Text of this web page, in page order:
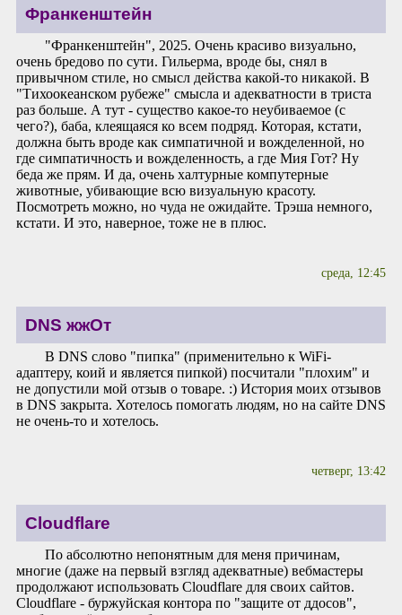
Франкенштейн
"Франкенштейн", 2025. Очень красиво визуально,
очень бредово по сути. Гильерма, вроде бы, снял в
привычном стиле, но смысл действа какой-то никакой. В
"Тихоокеанском рубеже" смысла и адекватности в триста
раз больше. А тут - существо какое-то неубиваемое (с
чего?), баба, клеящаяся ко всем подряд. Которая, кстати,
должна быть вроде как симпатичной и вожделенной, но
где симпатичность и вожделенность, а где Мия Гот? Ну
беда же прям. И да, очень халтурные компутерные
животные, убивающие всю визуальную красоту.
Посмотреть можно, но чуда не ожидайте. Трэша немного,
кстати. И это, наверное, тоже не в плюс.
среда, 12:45
DNS жжОт
В DNS слово "пипка" (применительно к WiFi-
адаптеру, коий и является пипкой) посчитали "плохим" и
не допустили мой отзыв о товаре. :) История моих отзывов
в DNS закрыта. Хотелось помогать людям, но на сайте DNS
не очень-то и хотелось.
четверг, 13:42
Cloudflare
По абсолютно непонятным для меня причинам,
многие (даже на первый взгляд адекватные) вебмастеры
продолжают использовать Cloudflare для своих сайтов.
Cloudflare - буржуйская контора по "защите от ддосов",